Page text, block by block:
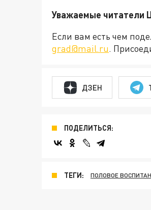
Уважаемые читатели
Если вам есть чем
grad@mail.ru.
ДЗЕН
ПОДЕЛИТЬСЯ:
ТЕГИ: ПОЛОВОЕ